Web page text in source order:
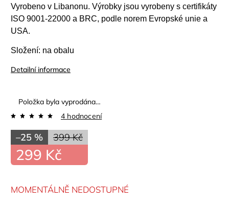
Vyrobeno v Libanonu. Výrobky jsou vyrobeny s certifikáty
ISO 9001-22000 a BRC, podle norem Evropské unie a
USA.
Složení: na obalu
Detailní informace
Položka byla vyprodána…
4 hodnocení
399 Kč
–25 %
299 Kč
MOMENTÁLNĚ NEDOSTUPNÉ